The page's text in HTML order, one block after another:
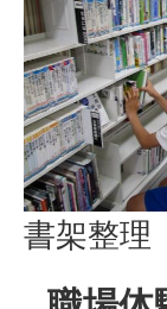
書架整理